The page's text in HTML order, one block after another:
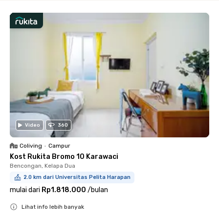
Video 360
Coliving • Campur
Kost Rukita Bromo 10 Karawaci
Bencongan, Kelapa Dua
2.0 km dari Universitas Pelita Harapan
mulai dari Rp1.818.000 /bulan
Lihat info lebih banyak